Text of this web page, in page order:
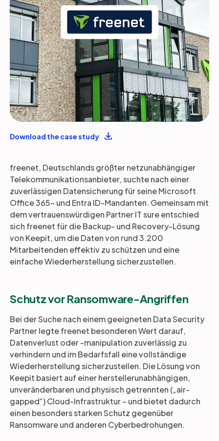
Einloggen Unterstützung
Demo
Download the case study
freenet, Deutschlands größter netzunabhängiger
Telekommunikationsanbieter, suchte nach einer
zuverlässigen Datensicherung für seine Microsoft
Office 365- und Entra ID-Mandanten. Gemeinsam mit
dem vertrauenswürdigen Partner IT sure entschied
sich freenet für die Backup- und Recovery-Lösung
von Keepit, um die Daten von rund 3.200
Mitarbeitenden effektiv zu schützen und eine
einfache Wiederherstellung sicherzustellen.
Schutz vor Ransomware-Angriffen
Bei der Suche nach einem geeigneten Data Security
Partner legte freenet besonderen Wert darauf,
Datenverlust oder -manipulation zuverlässig zu
verhindern und im Bedarfsfall eine vollständige
Wiederherstellung sicherzustellen. Die Lösung von
Keepit basiert auf einer herstellerunabhängigen,
unveränderbaren und physisch getrennten („air-
gapped“) Cloud-Infrastruktur – und bietet dadurch
einen besonders starken Schutz gegenüber
Ransomware und anderen Cyberbedrohungen.